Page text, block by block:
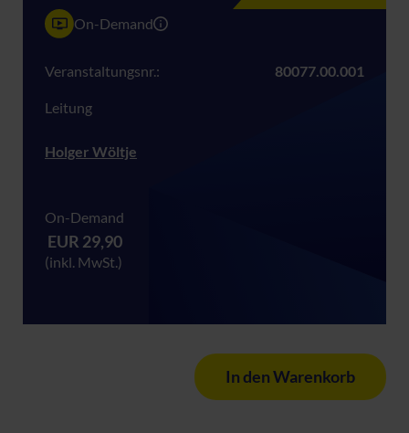
On-Demand
Veranstaltungsnr.: 80077.00.001
Leitung
Holger Wöltje
On-Demand
EUR 29,90
(inkl. MwSt.)
In den Warenkorb